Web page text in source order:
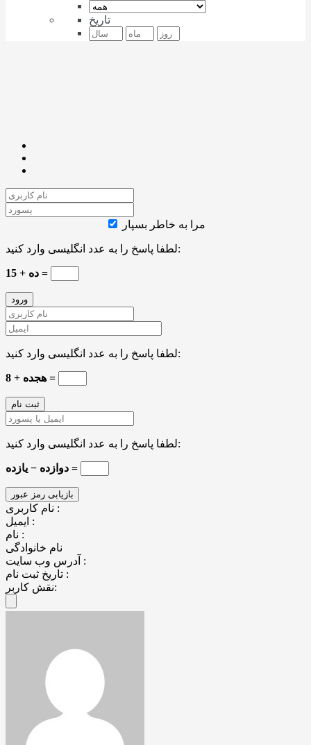
تاریخ
مرا به خاطر بسپار
لطفا پاسخ را به عدد انگلیسی وارد کنید:
ده + 15 =
لطفا پاسخ را به عدد انگلیسی وارد کنید:
هجده + 8 =
لطفا پاسخ را به عدد انگلیسی وارد کنید:
دوازده − یازده =
نام کاربری :
ایمیل :
نام :
نام خانوادگی
آدرس وب سایت :
تاریخ ثبت نام :
نقش کاربر: